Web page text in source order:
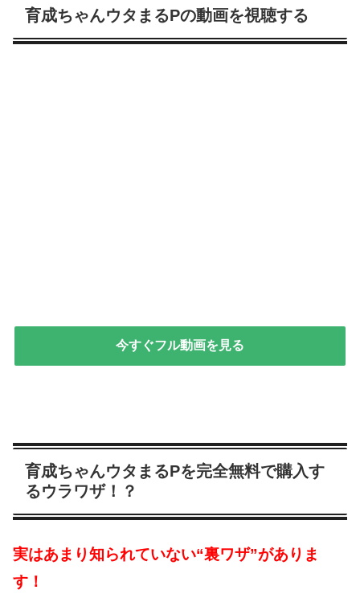
育成ちゃんウタまるPの動画を視聴する
今すぐフル動画を見る
育成ちゃんウタまるPを完全無料で購入す
るウラワザ！？
実はあまり知られていない“裏ワザ”がありま
す！